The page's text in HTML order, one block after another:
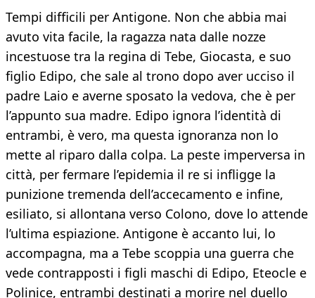
Tempi difficili per Antigone. Non che abbia mai
avuto vita facile, la ragazza nata dalle nozze
incestuose tra la regina di Tebe, Giocasta, e suo
figlio Edipo, che sale al trono dopo aver ucciso il
padre Laio e averne sposato la vedova, che è per
l’appunto sua madre. Edipo ignora l’identità di
entrambi, è vero, ma questa ignoranza non lo
mette al riparo dalla colpa. La peste imperversa in
città, per fermare l’epidemia il re si infligge la
punizione tremenda dell’accecamento e infine,
esiliato, si allontana verso Colono, dove lo attende
l’ultima espiazione. Antigone è accanto lui, lo
accompagna, ma a Tebe scoppia una guerra che
vede contrapposti i figli maschi di Edipo, Eteocle e
Polinice, entrambi destinati a morire nel duello